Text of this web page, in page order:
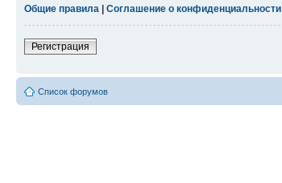
Общие правила
Соглашение о конфиденциальности
Регистрация
Список форумов